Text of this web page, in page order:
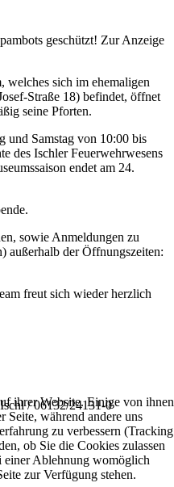
geschützt! Zur Anzeige
welches sich im ehemaligen
Straße 18) befindet, öffnet
seine Pforten.
und Samstag von 10:00 bis
des Ischler Feuerwehrwesens
endet am 24.
sowie Anmeldungen zu
außerhalb der Öffnungszeiten:
freut sich wieder herzlich
/ 06132/24131-0
ihrer Website. Einige von ihnen
Seite, während andere uns
zu verbessern (Tracking
ob Sie die Cookies zulassen
einer Ablehnung womöglich
zur Verfügung stehen.